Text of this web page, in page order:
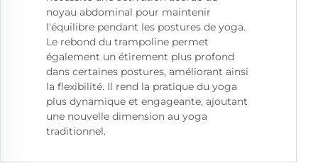
noyau abdominal pour maintenir
l'équilibre pendant les postures de yoga.
Le rebond du trampoline permet
également un étirement plus profond
dans certaines postures, améliorant ainsi
la flexibilité. Il rend la pratique du yoga
plus dynamique et engageante, ajoutant
une nouvelle dimension au yoga
traditionnel.